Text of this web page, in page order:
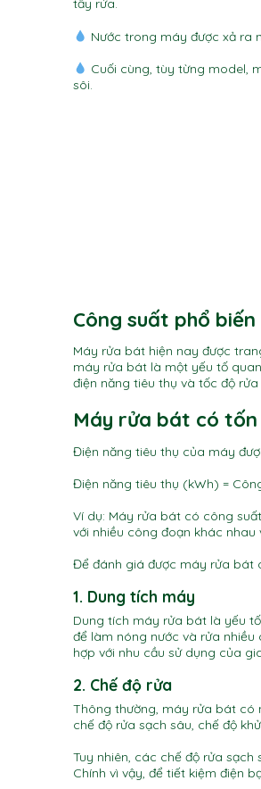
tẩy rửa.
Nước trong máy được xả ra
Cuối cùng, tùy từng model,
sôi.
Công suất phổ
Máy rửa bát hiện nay được
máy rửa bát là một yếu tố
điện năng tiêu thụ và tốc độ
Máy rửa bát có tốn
Điện năng tiêu thụ của máy
Điện năng tiêu thụ (kWh) =
Ví dụ: Máy rửa bát có công
với nhiều công đoạn khác
Để đánh giá được máy rửa bát
1. Dung tích máy
Dung tích máy rửa bát là yếu
để làm nóng nước và rửa
hợp với nhu cầu sử dụng của
2. Chế độ rửa
Thông thường, máy rửa bát có
chế độ rửa sạch sâu, chế độ
Tuy nhiên, các chế độ rửa
Chính vì vậy, để tiết kiệm điện